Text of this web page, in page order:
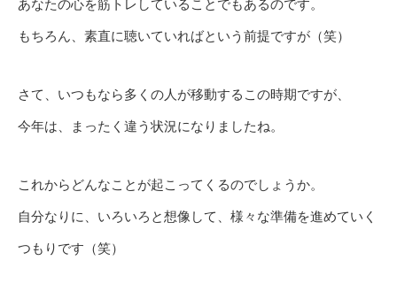
あなたの心を筋トレしていることでもあるのです。
もちろん、素直に聴いていればという前提ですが（笑）
さて、いつもなら多くの人が移動するこの時期ですが、
今年は、まったく違う状況になりましたね。
これからどんなことが起こってくるのでしょうか。
自分なりに、いろいろと想像して、様々な準備を進めていく
つもりです（笑）